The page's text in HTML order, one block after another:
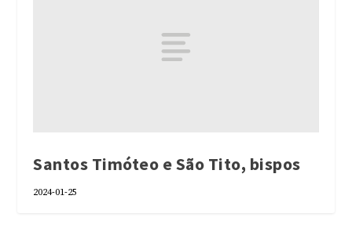
Santos Timóteo e São Tito, bispos
2024-01-25